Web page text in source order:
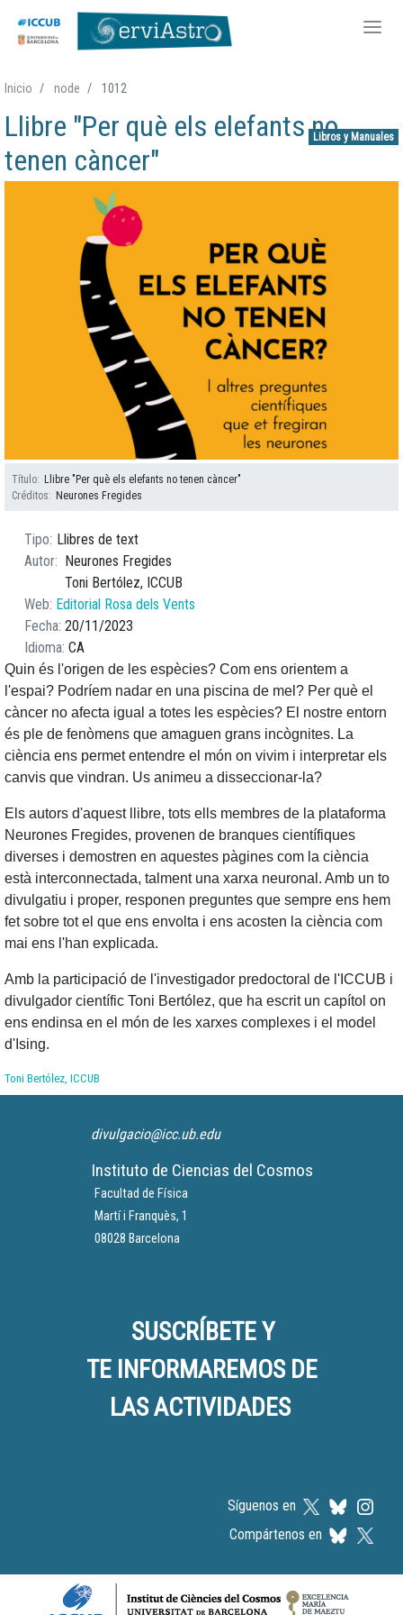
contenido
Inicio node 1012
Libros y Manuales
Llibre "Per què els elefants no
tenen càncer"
Título
Llibre "Per què els elefants no tenen càncer"
Créditos
Neurones Fregides
Tipo Llibres de text
Autor
Neurones Fregides
Toni Bertólez, ICCUB
Web Editorial Rosa dels Vents
Fecha 20/11/2023
Idioma CA
Quin és l'origen de les espècies? Com ens orientem a
l'espai? Podríem nadar en una piscina de mel? Per què el
càncer no afecta igual a totes les espècies? El nostre entorn
és ple de fenòmens que amaguen grans incògnites. La
ciència ens permet entendre el món on vivim i interpretar els
canvis que vindran. Us animeu a disseccionar-la?
Els autors d'aquest llibre, tots ells membres de la plataforma
Neurones Fregides, provenen de branques científiques
diverses i demostren en aquestes pàgines com la ciència
està interconnectada, talment una xarxa neuronal. Amb un to
divulgatiu i proper, responen preguntes que sempre ens hem
fet sobre tot el que ens envolta i ens acosten la ciència com
mai ens l'han explicada.
Amb la participació de l'investigador predoctoral de l'ICCUB i
divulgador científic Toni Bertólez, que ha escrit un capítol on
ens endinsa en el món de les xarxes complexes i el model
d'Ising.
Toni Bertólez, ICCUB
divulgacio@icc.ub.edu
Instituto de Ciencias del Cosmos
Facultad de Física
Martí i Franquès, 1
08028 Barcelona
SUSCRÍBETE Y
TE INFORMAREMOS DE
LAS ACTIVIDADES
Síguenos en
Compártenos en
Logos footer